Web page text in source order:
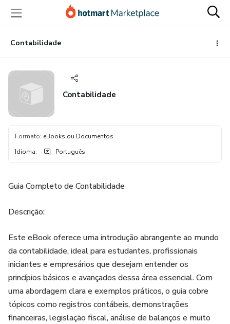
para
conteúdo
principal
para
pagamento
para
rodapéContabilidade
Contabilidade
Formato: eBooks ou Documentos
Idioma: Português
Guia Completo de Contabilidade
Descrição:
Este eBook oferece uma introdução abrangente ao mundo
da contabilidade, ideal para estudantes, profissionais
iniciantes e empresários que desejam entender os
princípios básicos e avançados dessa área essencial. Com
uma abordagem clara e exemplos práticos, o guia cobre
tópicos como registros contábeis, demonstrações
financeiras, legislação fiscal, análise de balanços e muito